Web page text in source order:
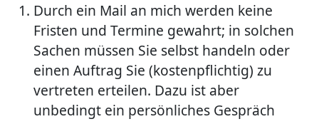
Durch ein Mail an mich werden keine
Fristen und Termine gewahrt; in solchen
Sachen müssen Sie selbst handeln oder
einen Auftrag Sie (kostenpflichtig) zu
vertreten erteilen. Dazu ist aber
unbedingt ein persönliches Gespräch